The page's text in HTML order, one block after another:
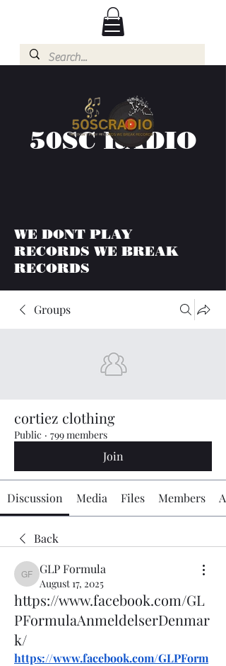
50SC RADIO
WE DONT PLAY
RECORDS WE BREAK
RECORDS
Groups
cortiez clothing
Public · 799 members
Join
Discussion Media Files Members
Back
GLP Formula
GLP Formula
August 17, 2025
https://www.facebook.com/GL
PFormulaAnmeldelserDenmar
k/
https://www.facebook.com/GLPForm